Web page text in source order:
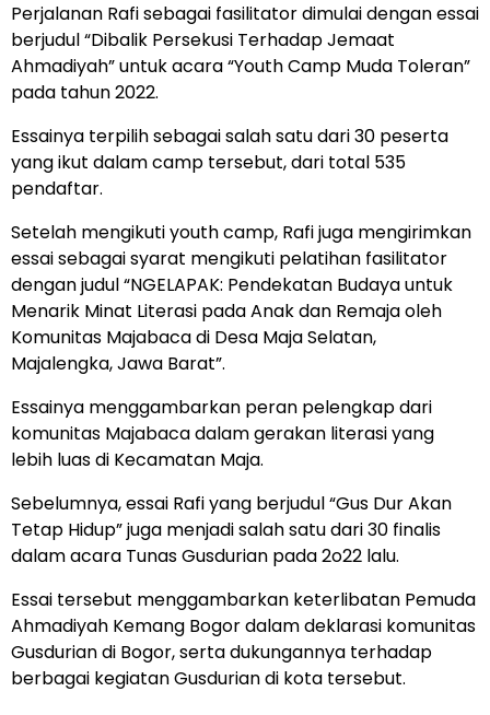
Perjalanan Rafi sebagai fasilitator dimulai dengan essai
berjudul “Dibalik Persekusi Terhadap Jemaat
Ahmadiyah” untuk acara “Youth Camp Muda Toleran”
pada tahun 2022.
Essainya terpilih sebagai salah satu dari 30 peserta
yang ikut dalam camp tersebut, dari total 535
pendaftar.
Setelah mengikuti youth camp, Rafi juga mengirimkan
essai sebagai syarat mengikuti pelatihan fasilitator
dengan judul “NGELAPAK: Pendekatan Budaya untuk
Menarik Minat Literasi pada Anak dan Remaja oleh
Komunitas Majabaca di Desa Maja Selatan,
Majalengka, Jawa Barat”.
Essainya menggambarkan peran pelengkap dari
komunitas Majabaca dalam gerakan literasi yang
lebih luas di Kecamatan Maja.
Sebelumnya, essai Rafi yang berjudul “Gus Dur Akan
Tetap Hidup” juga menjadi salah satu dari 30 finalis
dalam acara Tunas Gusdurian pada 2o22 lalu.
Essai tersebut menggambarkan keterlibatan Pemuda
Ahmadiyah Kemang Bogor dalam deklarasi komunitas
Gusdurian di Bogor, serta dukungannya terhadap
berbagai kegiatan Gusdurian di kota tersebut.